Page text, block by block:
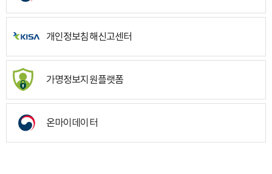
개인정보침해신고센터
가명정보지원플랫폼
온마이데이터